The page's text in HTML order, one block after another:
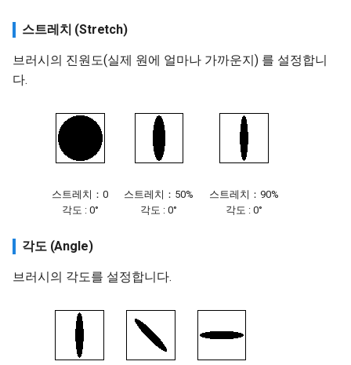
스트레치 (Stretch)
브러시의 진원도(실제 원에 얼마나 가까운지) 를 설정합니
다.
스트레치：0
각도 : 0°
스트레치：50%
각도 : 0°
스트레치：90%
각도 : 0°
각도 (Angle)
브러시의 각도를 설정합니다.